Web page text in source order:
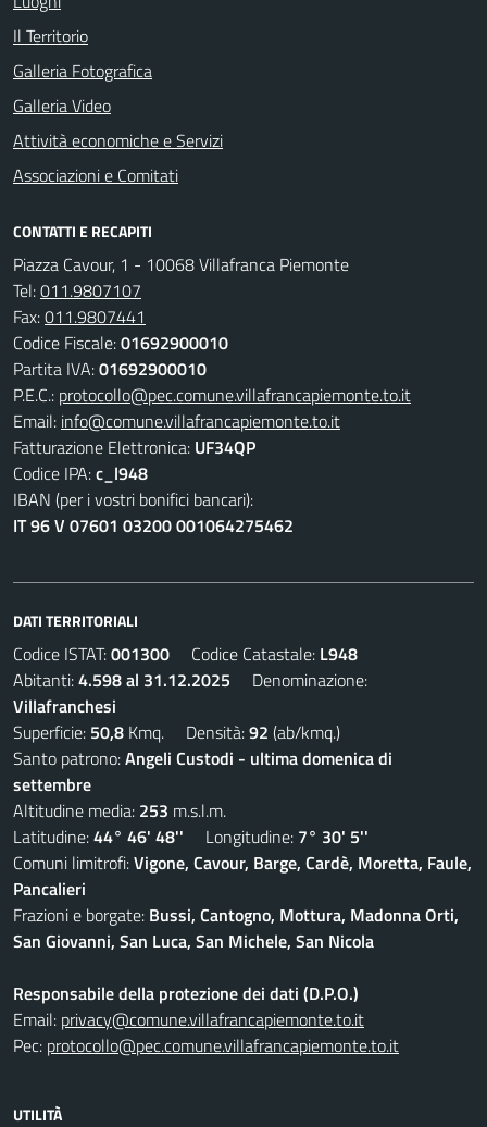
Il Territorio
Galleria Fotografica
Galleria Video
Attività economiche e Servizi
Associazioni e Comitati
CONTATTI E RECAPITI
Piazza Cavour, 1 - 10068 Villafranca Piemonte
Tel:011.9807107
Fax:011.9807441
Codice Fiscale:01692900010
Partita IVA:01692900010
P.E.C.: protocollo@pec.comune.villafrancapiemonte.to.it
Email: info@comune.villafrancapiemonte.to.it
Fatturazione Elettronica: UF34QP
Codice IPA:c_l948
IBAN (per i vostri bonifici bancari):
IT 96 V 07601 03200 001064275462
DATI TERRITORIALI
Codice ISTAT:001300 Codice Catastale: L948
Abitanti:4.598 al 31.12.2025 Denominazione:
Villafranchesi
Superficie: 50,8 Kmq. Densità:92 (ab/kmq.)
Santo patrono:Angeli Custodi - ultima domenica di
settembre
Altitudine media: 253 m.s.l.m.
Latitudine:44° 46' 48'' Longitudine: 7° 30' 5''
Comuni limitrofi:Vigone, Cavour, Barge, Cardè, Moretta, Faule,
Pancalieri
Frazioni e borgate: Bussi, Cantogno, Mottura, Madonna Orti,
San Giovanni, San Luca, San Michele, San Nicola
Responsabile della protezione dei dati (D.P.O.)
Email: privacy@comune.villafrancapiemonte.to.it
Pec: protocollo@pec.comune.villafrancapiemonte.to.it
UTILITÀ